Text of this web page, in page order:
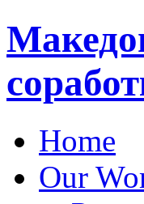
Home
Our